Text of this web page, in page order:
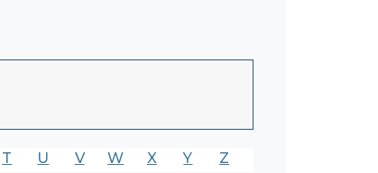
T U V W X Y Z